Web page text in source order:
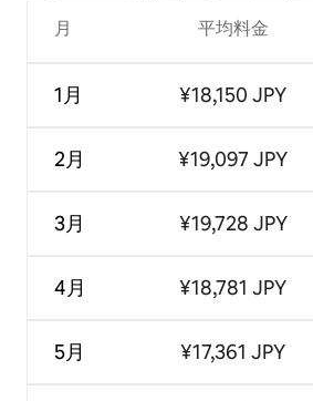
月
1月
2月
3月
4月
5月
平均料金
¥18,150 JPY
¥19,097 JPY
¥19,728 JPY
¥18,781 JPY
¥17,361 JPY